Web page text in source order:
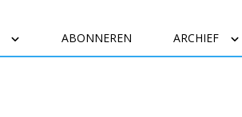
ABONNEREN ARCHIEF